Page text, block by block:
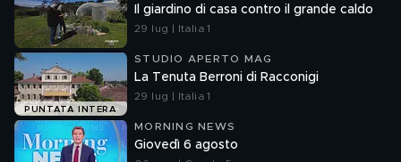
Il giardino di casa contro il grande caldo
29 lug | Italia 1
PUNTATA INTERA
STUDIO APERTO MAG
La Tenuta Berroni di Racconigi
29 lug | Italia 1
MORNING NEWS
Giovedì 6 agosto